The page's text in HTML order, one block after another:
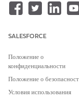
Einstein для
ключевые
тенденций
Например,
рабочие группы с
SALESFORCE
Положение о
конфиденциальности
Положение о
Условия использования